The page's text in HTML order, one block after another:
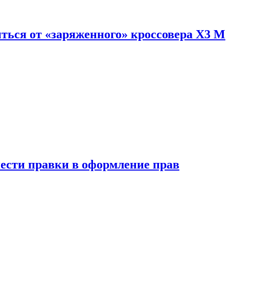
от «заряженного» кроссовера X3 M
правки в оформление прав